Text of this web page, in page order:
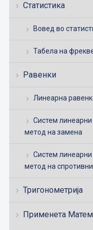
Статистика
Вовед во
Табела на
Равенки
Линеарна
Систем
метод на замена
Систем
метод на
Тригонометрија
Применета